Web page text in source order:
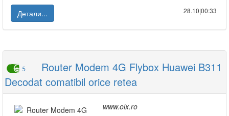
Детали...
28.10|00:33
5
Router Modem 4G Flybox Huawei B311
Decodat comatibil orice retea
www.olx.ro